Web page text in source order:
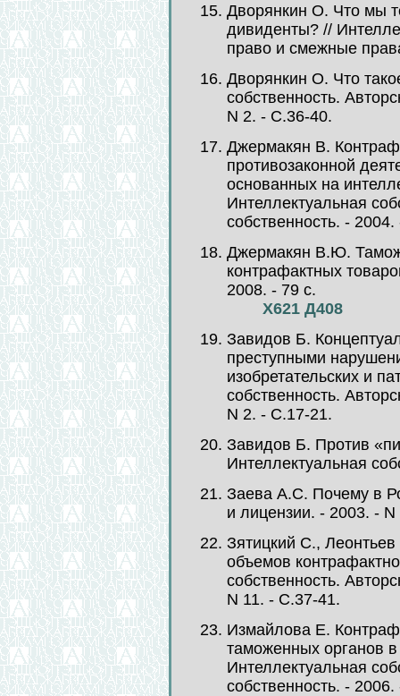
Дворянкин О. Что мы
дивиденты? //
право и смежные
Дворянкин О. Что
собственность.
N 2. - С.36-40.
Джермакян В.
противозаконной
основанных на
Интеллектуальная
собственность. -
Джермакян В.Ю.
контрафактных
2008. - 79 с.
Х621 Д408
Завидов Б.
преступными
изобретательских и
собственность.
N 2. - С.17-21.
Завидов Б. Против
Интеллектуальная
Заева А.С. Почему в
и лицензии. - 2003. -
Зятицкий С.,
объемов
собственность.
N 11. - С.37-41.
Измайлова Е.
таможенных органов
Интеллектуальная
собственность. -